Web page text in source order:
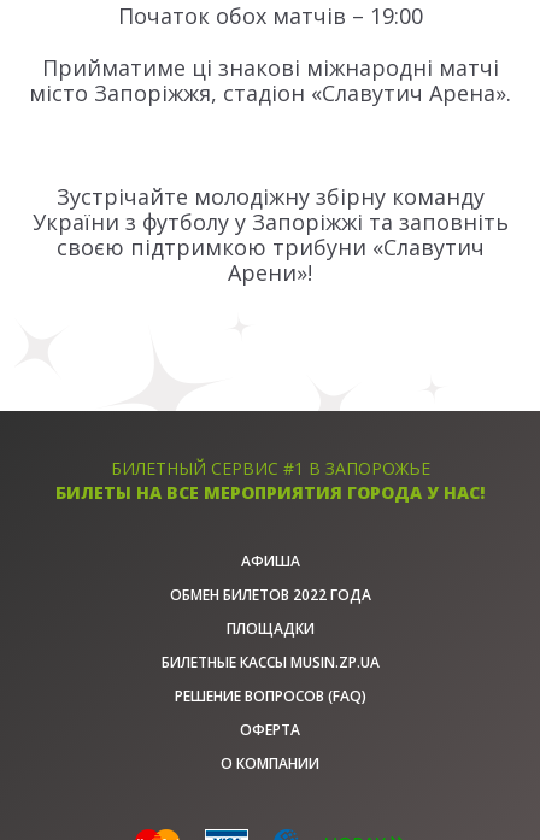
Початок обох матчів – 19:00
Прийматиме ці знакові міжнародні матчі
місто Запоріжжя, стадіон «Славутич Арена».
Зустрічайте молодіжну збірну команду
України з футболу у Запоріжжі та заповніть
своєю підтримкою трибуни «Славутич
Арени»!
БИЛЕТНЫЙ СЕРВИС #1 В ЗАПОРОЖЬЕ
БИЛЕТЫ НА ВСЕ МЕРОПРИЯТИЯ ГОРОДА У НАС!
АФИША
ОБМЕН БИЛЕТОВ 2022 ГОДА
ПЛОЩАДКИ
БИЛЕТНЫЕ КАССЫ MUSIN.ZP.UA
РЕШЕНИЕ ВОПРОСОВ (FAQ)
ОФЕРТА
О КОМПАНИИ